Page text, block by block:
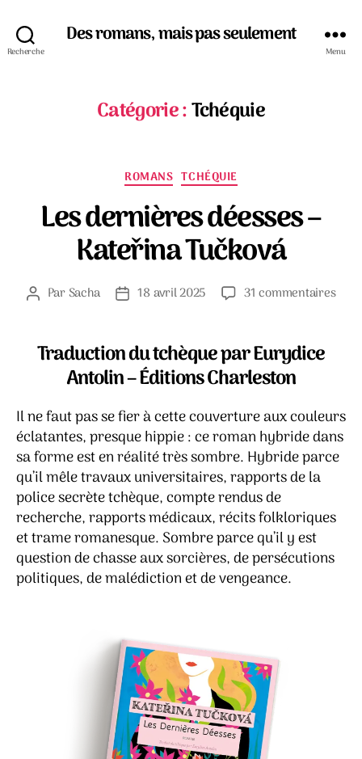
Recherche
Des romans, mais pas seulement
Menu
Catégorie :Tchéquie
Catégories
ROMANS TCHÉQUIE
Les dernières déesses –
Kateřina Tučková
Auteur
ParSacha
Date18 avril 2025 31 commentairessur
Traduction du tchèque par Eurydice
Antolin – Éditions Charleston
Il ne faut pas se fier à cette couverture aux couleurs
éclatantes, presque hippie : ce roman hybride dans
sa forme est en réalité très sombre. Hybride parce
qu’il mêle travaux universitaires, rapports de la
police secrète tchèque, compte rendus de
recherche, rapports médicaux, récits folkloriques
et trame romanesque. Sombre parce qu’il y est
question de chasse aux sorcières, de persécutions
politiques, de malédiction et de vengeance.